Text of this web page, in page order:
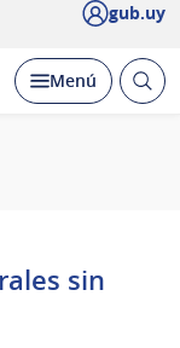
gub.uy
Desplegar
Menú Abrir
sin